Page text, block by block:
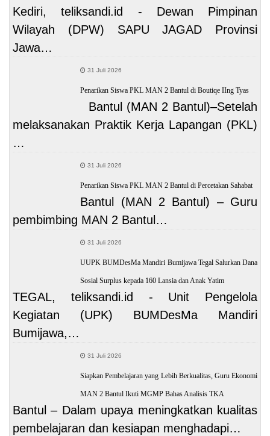
Kediri, teliksandi.id - Dewan Pimpinan
Wilayah (DPW) SAPU JAGAD Provinsi
Jawa…
31 Juli 2026
Penarikan Siswa PKL MAN 2 Bantul di Boutiqe IIng Tyas
Bantul (MAN 2 Bantul)–Setelah
melaksanakan Praktik Kerja Lapangan (PKL)
…
31 Juli 2026
Penarikan Siswa PKL MAN 2 Bantul di Percetakan Sahabat
Bantul (MAN 2 Bantul) – Guru
pembimbing MAN 2 Bantul…
31 Juli 2026
UUPK BUMDesMa Mandiri Bumijawa Tegal Salurkan Dana
Sosial Surplus kepada 160 Lansia dan Anak Yatim
TEGAL, teliksandi.id - Unit Pengelola
Kegiatan (UPK) BUMDesMa Mandiri
Bumijawa,…
31 Juli 2026
Siapkan Pembelajaran yang Lebih Berkualitas, Guru Ekonomi
MAN 2 Bantul Ikuti MGMP Bahas Analisis TKA
Bantul – Dalam upaya meningkatkan kualitas
pembelajaran dan kesiapan menghadapi…